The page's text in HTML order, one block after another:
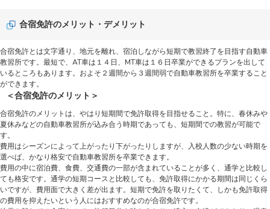
合宿免許のメリット・デメリット
合宿免許とは文字通り、地元を離れ、宿泊しながら短期で教習終了を目指す自動車
教習所です。最短で、AT車は１４日、MT車は１６日卒業ができるプランを出して
いるところもあります。およそ２週間から３週間弱で自動車教習所を卒業すること
ができます。
＜合宿免許のメリット＞
合宿免許のメリットは、やはり短期間で免許取得を目指せること。特に、春休みや
夏休みなどの自動車教習所が込み合う時期であっても、短期間での教習が可能で
す。
費用はシーズンによって上がったり下がったりしますが、入校人数の少ない時期を
選べば、かなり格安で自動車教習所を卒業できます。
費用の中に宿泊費、食費、交通費の一部が含まれていることが多く、通学と比較し
ても格安です。通学の短期コースと比較しても、免許取得にかかる期間は同じくら
いですが、費用面で大きく差が出ます。短期で免許を取りたくて、しかも免許取得
の費用を抑えたいという人にはおすすめなのが合宿免許です。